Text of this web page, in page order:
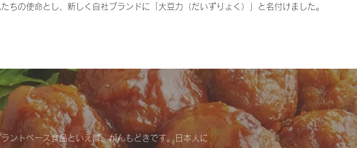
ちの使命とし、新しく自社ブランドに「大豆力（だいずりょく）」と名付けました。
ントベース食品といえば、がんもどきです。日本人に